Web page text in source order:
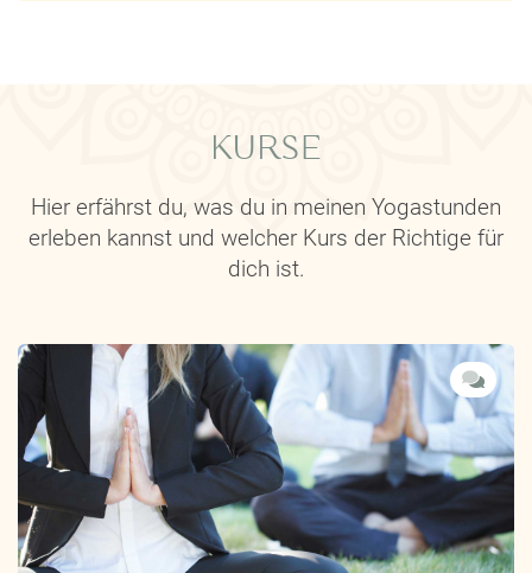
KURSE
Hier erfährst du, was du in meinen Yogastunden
erleben kannst und welcher Kurs der Richtige für
dich ist.